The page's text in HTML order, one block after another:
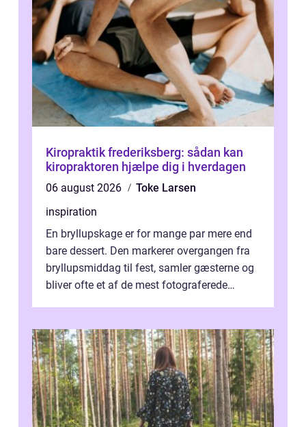
Kiropraktik frederiksberg: sådan kan
kiropraktoren hjælpe dig i hverdagen
06 august 2026
Toke Larsen
inspiration
En bryllupskage er for mange par mere end
bare dessert. Den markerer overgangen fra
bryllupsmiddag til fest, samler gæsterne og
bliver ofte et af de mest fotograferede